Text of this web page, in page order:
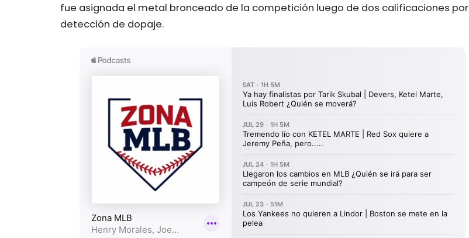
fue asignada el metal bronceado de la competición luego de dos calificaciones por
detección de dopaje.